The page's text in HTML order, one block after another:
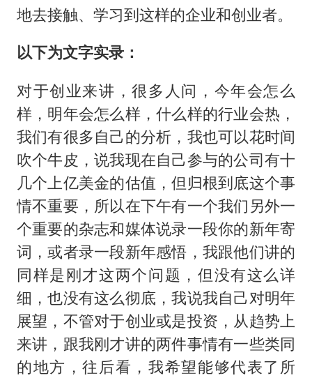
地去接触、学习到这样的企业和创业者。
以下为文字实录：
对于创业来讲，很多人问，今年会怎么
样，明年会怎么样，什么样的行业会热，
我们有很多自己的分析，我也可以花时间
吹个牛皮，说我现在自己参与的公司有十
几个上亿美金的估值，但归根到底这个事
情不重要，所以在下午有一个我们另外一
个重要的杂志和媒体说录一段你的新年寄
词，或者录一段新年感悟，我跟他们讲的
同样是刚才这两个问题，但没有这么详
细，也没有这么彻底，我说我自己对明年
展望，不管对于创业或是投资，从趋势上
来讲，跟我刚才讲的两件事情有一些类同
的地方，往后看，我希望能够代表了所